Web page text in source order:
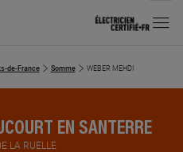
MENU
de-France Somme WEBER MEHDI
EN SANTERRE
LA RUELLE